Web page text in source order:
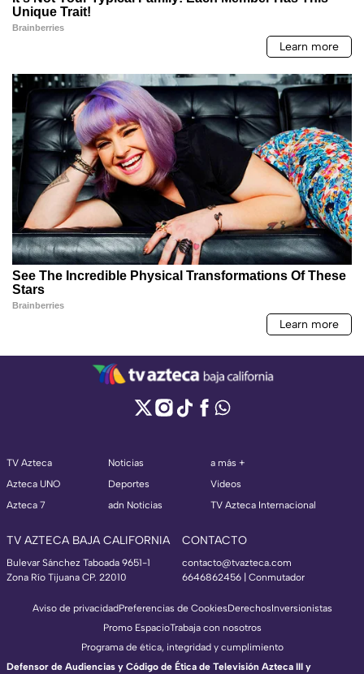
TV Azteca
Azteca UNO
Azteca 7
Noticias
Deportes
adn Noticias
a más +
Videos
TV Azteca Internacional
TV AZTECA BAJA CALIFORNIA
Bulevar Sánchez Taboada 9651-1
Zona Río Tijuana CP. 22010
CONTACTO
contacto@tvazteca.com
6646862456 | Conmutador
Aviso de privacidadPreferencias de CookiesDerechosInversionistas
Promo EspacioTrabaja con nosotros
Programa de ética, integridad y cumplimiento
Defensor de Audiencias y Código de Ética de Televisión Azteca III y